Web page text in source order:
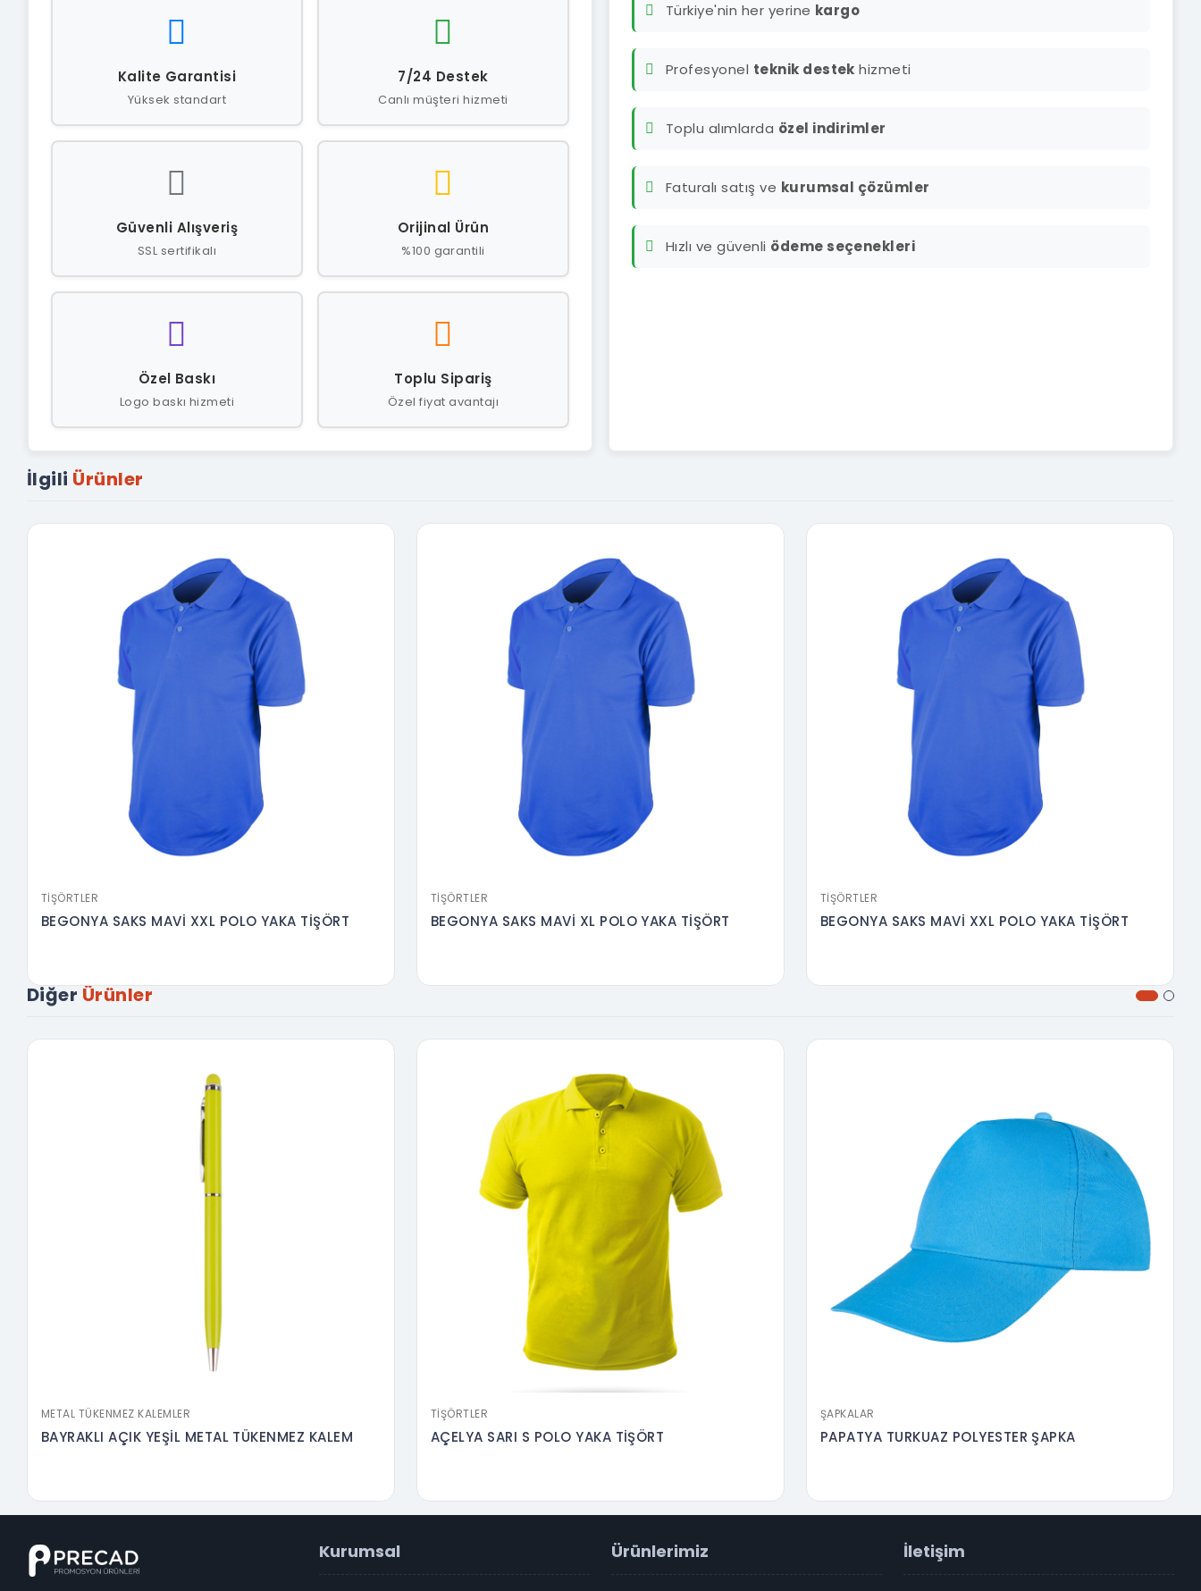
Kalite Garantisi
Yüksek standart
7/24 Destek
Canlı müşteri hizmeti
Güvenli Alışveriş
SSL sertifikalı
Orijinal Ürün
%100 garantili
Özel Baskı
Logo baskı hizmeti
Toplu Sipariş
Özel fiyat avantajı
Türkiye'nin her yerine kargo
Profesyonel teknik destek hizmeti
Toplu alımlarda özel indirimler
Faturalı satış ve kurumsal çözümler
Hızlı ve güvenli ödeme seçenekleri
İlgili Ürünler
TIŞÖRTLER
BEGONYA SAKS MAVİ XXL POLO YAKA TİŞÖRT
TIŞÖRTLER
BEGONYA SAKS MAVİ XL POLO YAKA TİŞÖRT
TIŞÖRTLER
BEGONYA SAKS MAVİ XXL POLO YAKA TİŞÖRT
Diğer Ürünler
METAL TÜKENMEZ KALEMLER
BAYRAKLI AÇIK YEŞİL METAL TÜKENMEZ KALEM
TIŞÖRTLER
AÇELYA SARI S POLO YAKA TİŞÖRT
ŞAPKALAR
PAPATYA TURKUAZ POLYESTER ŞAPKA
Kurumsal Ürünlerimiz İletişim